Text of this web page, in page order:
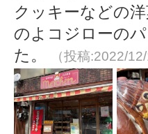
クッキーなどの
のよコジローの
た。
（投稿:2022/